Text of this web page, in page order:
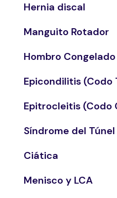
Hernia discal
Manguito Rotador
Hombro Congelado
Epicondilitis (Codo
Epitrocleitis (Codo
Síndrome del
Ciática
Menisco y LCA